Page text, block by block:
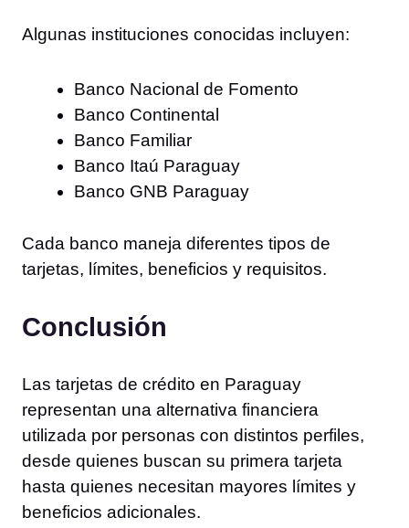
Algunas instituciones conocidas incluyen:
Banco Nacional de Fomento
Banco Continental
Banco Familiar
Banco Itaú Paraguay
Banco GNB Paraguay
Cada banco maneja diferentes tipos de
tarjetas, límites, beneficios y requisitos.
Conclusión
Las tarjetas de crédito en Paraguay
representan una alternativa financiera
utilizada por personas con distintos perfiles,
desde quienes buscan su primera tarjeta
hasta quienes necesitan mayores límites y
beneficios adicionales.